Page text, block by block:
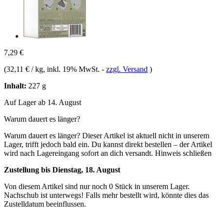
7,29 €
(32,11 € / kg, inkl. 19% MwSt. - zzgl. Versand )
Inhalt: 227 g
Auf Lager ab 14. August
Warum dauert es länger?
Warum dauert es länger? Dieser Artikel ist aktuell nicht in unserem
Lager, trifft jedoch bald ein. Du kannst direkt bestellen – der Artikel
wird nach Lagereingang sofort an dich versandt. Hinweis schließen
Zustellung bis Dienstag, 18. August
Von diesem Artikel sind nur noch 0 Stück in unserem Lager.
Nachschub ist unterwegs! Falls mehr bestellt wird, könnte dies das
Zustelldatum beeinflussen.